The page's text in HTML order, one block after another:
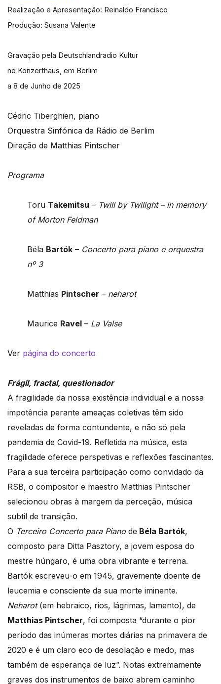
Realização e Apresentação: Reinaldo Francisco
Produção: Susana Valente
Gravação pela Deutschlandradio Kultur
no Konzerthaus, em Berlim
a 8 de Junho de 2025
Cédric Tiberghien, piano
Orquestra Sinfónica da Rádio de Berlim
Direção de Matthias Pintscher
Programa
Toru Takemitsu – Twill by Twilight – in memory
of Morton Feldman
Béla Bartók – Concerto para piano e orquestra
nº 3
Matthias Pintscher – neharot
Maurice Ravel – La Valse
Ver página do concerto
Frágil, fractal, questionador
A fragilidade da nossa existência individual e a nossa
impotência perante ameaças coletivas têm sido
reveladas de forma contundente, e não só pela
pandemia de Covid-19. Refletida na música, esta
fragilidade oferece perspetivas e reflexões fascinantes.
Para a sua terceira participação como convidado da
RSB, o compositor e maestro Matthias Pintscher
selecionou obras à margem da perceção, música
subtil de transição.
O Terceiro Concerto para Piano de Béla Bartók,
composto para Ditta Pasztory, a jovem esposa do
mestre húngaro, é uma obra vibrante e terrena.
Bartók escreveu-o em 1945, gravemente doente de
leucemia e consciente da sua morte iminente.
Neharot(em hebraico, rios, lágrimas, lamento), de
Matthias Pintscher, foi composta “durante o pior
período das inúmeras mortes diárias na primavera de
2020 e é um claro eco de desolação e medo, mas
também de esperança de luz”. Notas extremamente
graves dos instrumentos de baixo abrem caminho